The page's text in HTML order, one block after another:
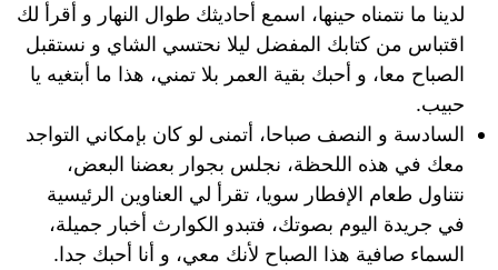
لدينا ما نتمناه حينها، اسمع أحاديثك طوال النهار و أقرأ لك
اقتباس من كتابك المفضل ليلا نحتسي الشاي و نستقبل
الصباح معا، و أحبك بقية العمر بلا تمني، هذا ما أبتغيه يا
حبيب.
السادسة و النصف صباحا، أتمنى لو كان بإمكاني التواجد
معك في هذه اللحظة، نجلس بجوار بعضنا البعض،
نتناول طعام الإفطار سويا، تقرأ لي العناوين الرئيسية
في جريدة اليوم بصوتك، فتبدو الكوارث أخبار جميلة،
السماء صافية هذا الصباح لأنك معي، و أنا أحبك جدا.